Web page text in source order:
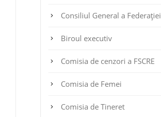
Consiliul General a Federației
Biroul executiv
Comisia de cenzori a FSCRE
Comisia de Femei
Comisia de Tineret